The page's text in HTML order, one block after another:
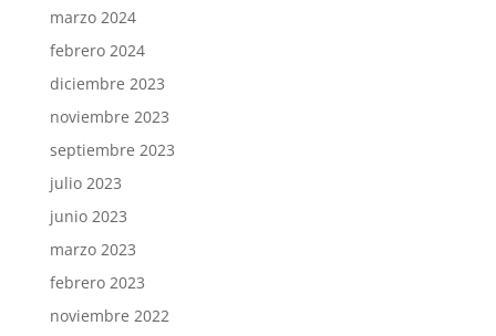
marzo 2024
febrero 2024
diciembre 2023
noviembre 2023
septiembre 2023
julio 2023
junio 2023
marzo 2023
febrero 2023
noviembre 2022